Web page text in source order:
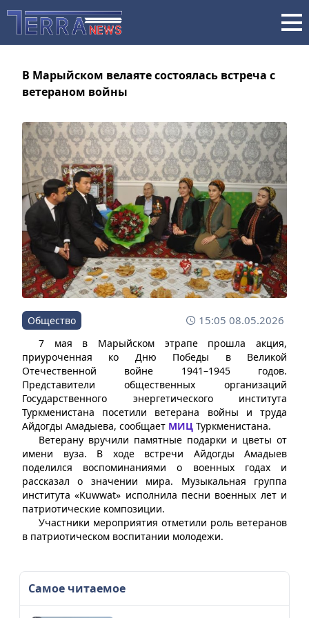
В Марыйском велаяте состоялась встреча с
ветераном войны
Общество 15:05 08.05.2026
7 мая в Марыйском этрапе прошла акция,
приуроченная ко Дню Победы в Великой
Отечественной войне 1941–1945 годов.
Представители общественных организаций
Государственного энергетического института
Туркменистана посетили ветерана войны и труда
Айдогды Амадыева, сообщает МИЦ Туркменистана.
Ветерану вручили памятные подарки и цветы от
имени вуза. В ходе встречи Айдогды Амадыев
поделился воспоминаниями о военных годах и
рассказал о значении мира. Музыкальная группа
института «Kuwwat» исполнила песни военных лет и
патриотические композиции.
Участники мероприятия отметили роль ветеранов
в патриотическом воспитании молодежи.
Самое читаемое